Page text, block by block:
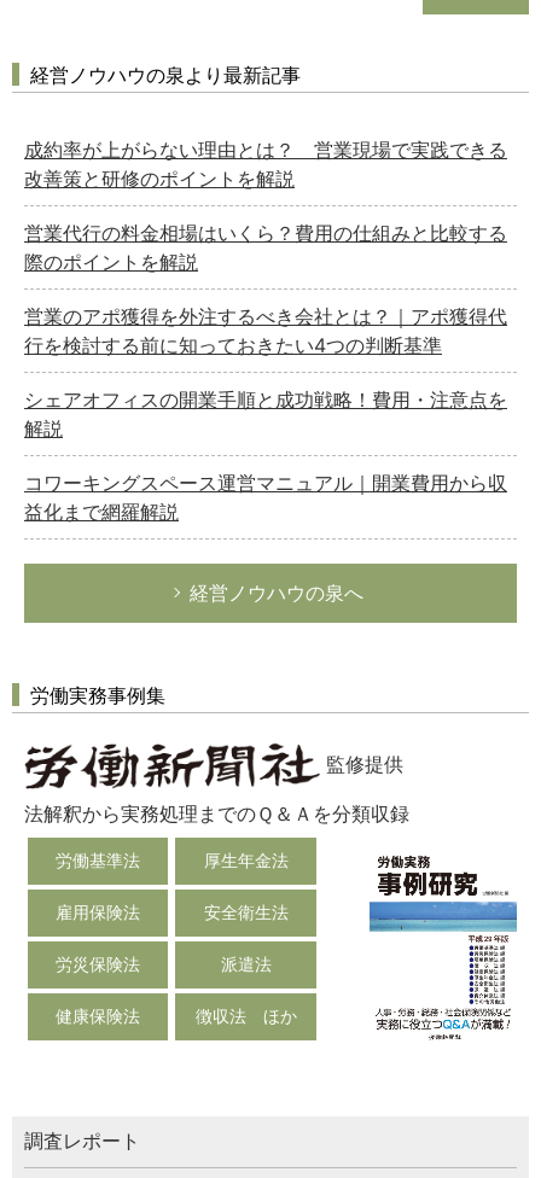
経営ノウハウの泉より最新記事
成約率が上がらない理由とは？ 営業現場で実践できる
改善策と研修のポイントを解説
営業代行の料金相場はいくら？費用の仕組みと比較する
際のポイントを解説
営業のアポ獲得を外注するべき会社とは？｜アポ獲得代
行を検討する前に知っておきたい4つの判断基準
シェアオフィスの開業手順と成功戦略！費用・注意点を
解説
コワーキングスペース運営マニュアル｜開業費用から収
益化まで網羅解説
経営ノウハウの泉へ
労働実務事例集
監修提供
法解釈から実務処理までのＱ＆Ａを分類収録
労働基準法 厚生年金法
雇用保険法 安全衛生法
労災保険法 派遣法
健康保険法 徴収法 ほか
調査レポート